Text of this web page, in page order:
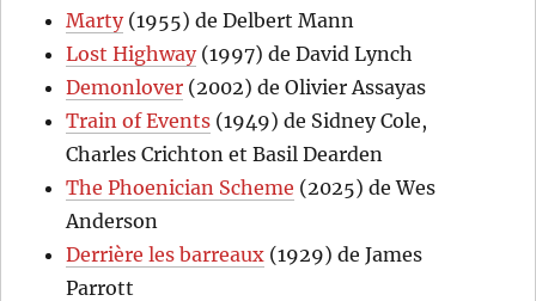
Marty(1955) de Delbert Mann
Lost Highway(1997) de David Lynch
Demonlover (2002) de Olivier Assayas
Train of Events (1949) de Sidney Cole,
Charles Crichton et Basil Dearden
The Phoenician Scheme (2025) de Wes
Anderson
Derrière les barreaux (1929) de James
Parrott